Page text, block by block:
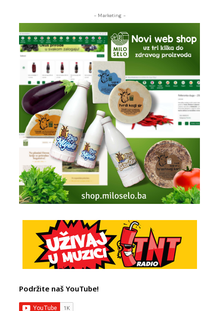
- Marketing -
Podržite naš YouTube!